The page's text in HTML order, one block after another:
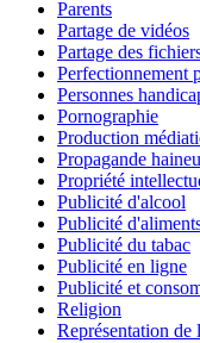
Parents
Partage de vidéos
Partage des
Perfectionnement
Personnes
Pornographie
Production
Propagande
Propriété
Publicité d'alcool
Publicité
Publicité du tabac
Publicité en ligne
Publicité et
Religion
Représentation